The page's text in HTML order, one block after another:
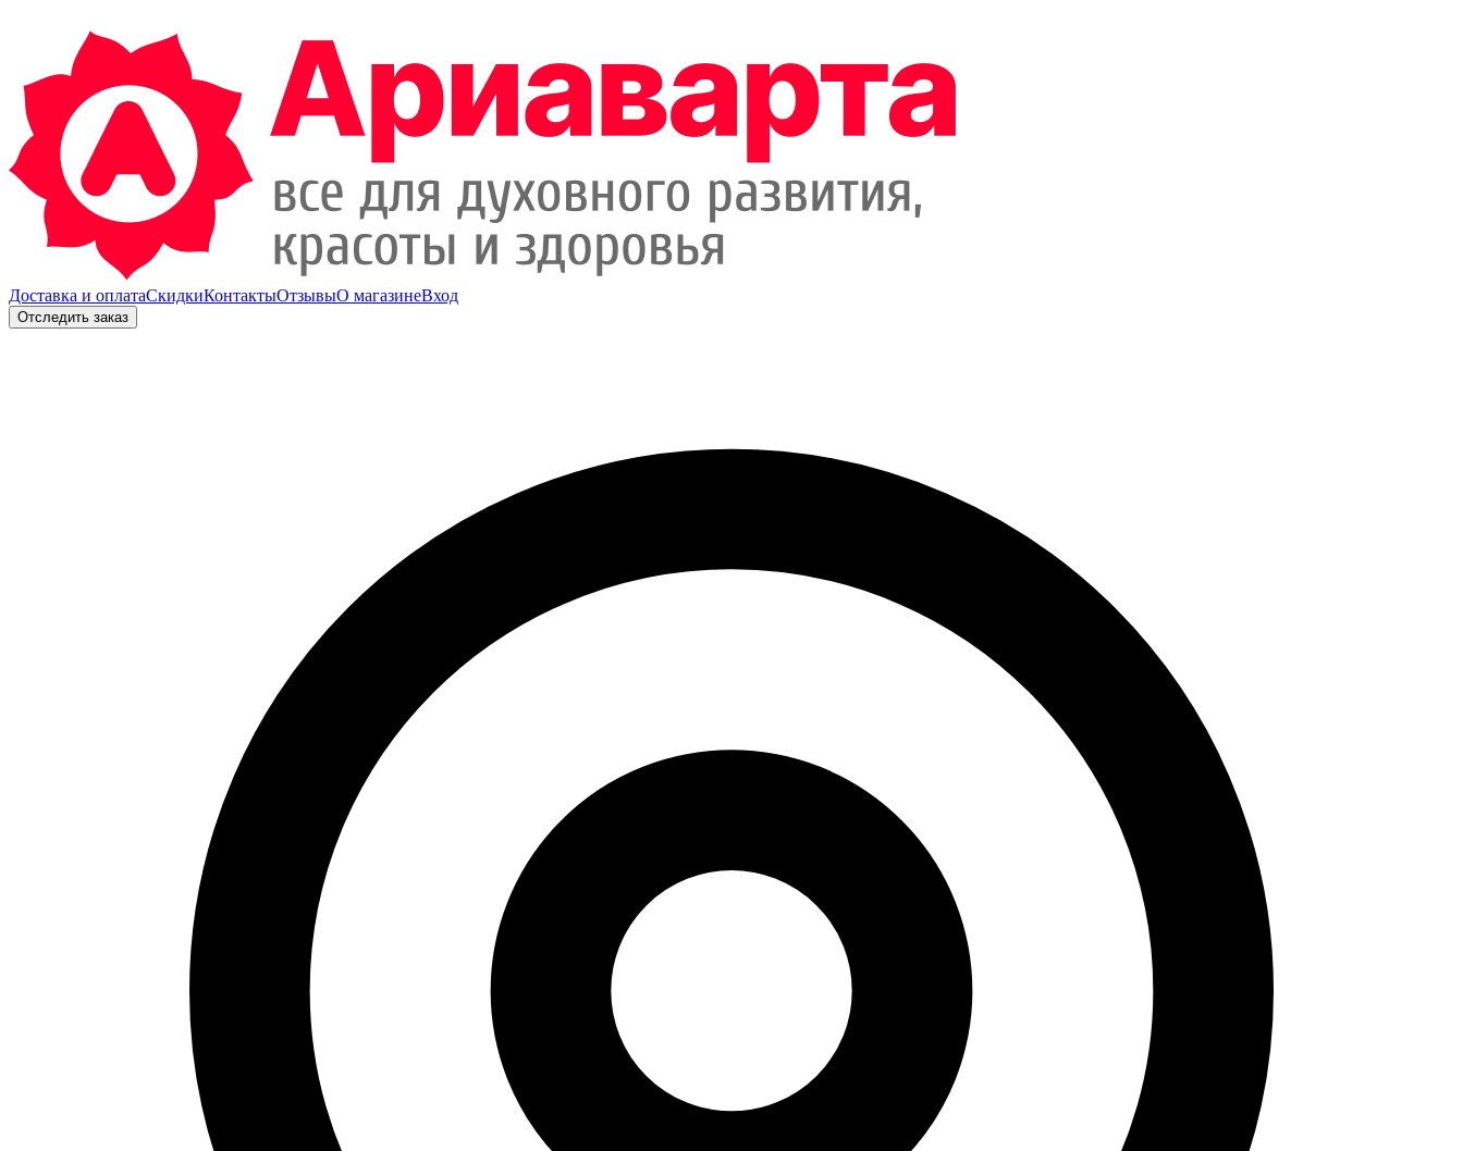
Доставка и оплатаСкидкиКонтактыОтзывыО магазинеВход
Отследить заказ